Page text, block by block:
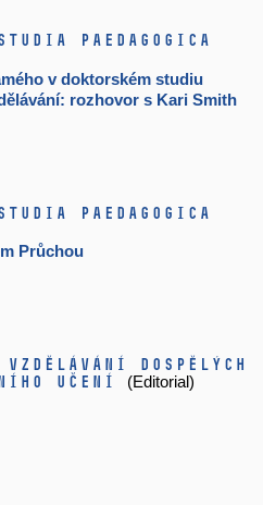
paedagogica
v doktorském studiu
rozhovor s Kari Smith
paedagogica
Průchou
Vzdělávání dospělých
učení
(Editorial)